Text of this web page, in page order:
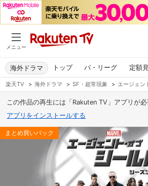
メニュー
トップ パ・リーグ 定額
海外ドラマ
楽天TV > 海外ドラマ > SF・超常現象 > エージェン
この作品の再生には「Rakuten TV」アプリが必
アプリをインストールする